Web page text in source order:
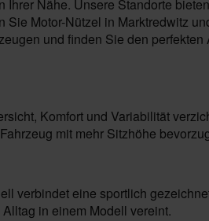
Nähe. Unsere Standorte
Motor-Nützel in Marktredwitz
und finden Sie den perfekten
Komfort und Variabilität
mit mehr Sitzhöhe
verbindet eine sportlich
in einem Modell vereint.